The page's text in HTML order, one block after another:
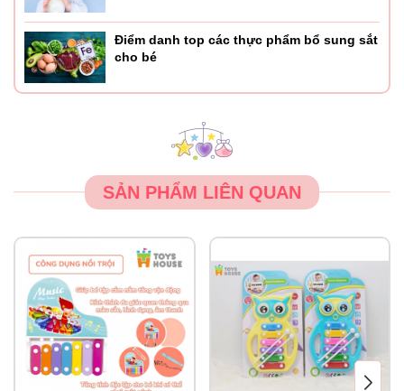
Điểm danh top các thực phẩm bổ sung sắt
cho bé
SẢN PHẨM LIÊN QUAN